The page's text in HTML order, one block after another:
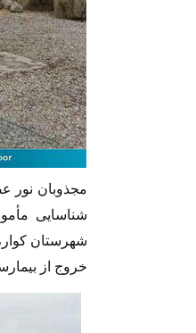
مجذوبان نور
شناسایی
شهرستان
خروج از